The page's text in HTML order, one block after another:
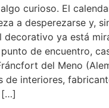
curioso. El
a desperezarse y,
decorativo ya está
de encuentro,
del Meno
de interiores,
[…]